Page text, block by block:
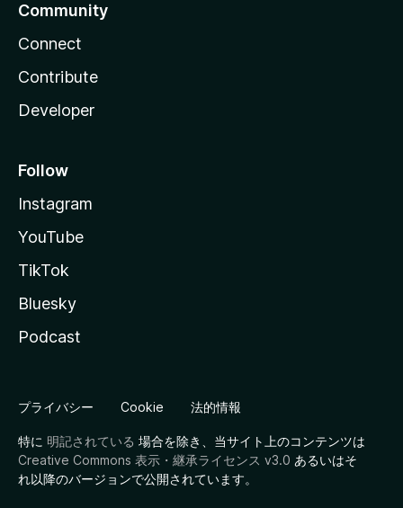
Community
Connect
Contribute
Developer
Follow
Instagram
YouTube
TikTok
Bluesky
Podcast
プライバシー Cookie 法的情報
特に 明記されている 場合を除き、当サイト上のコンテンツは
Creative Commons 表示・継承ライセンス v3.0 あるいはそ
れ以降のバージョンで公開されています。